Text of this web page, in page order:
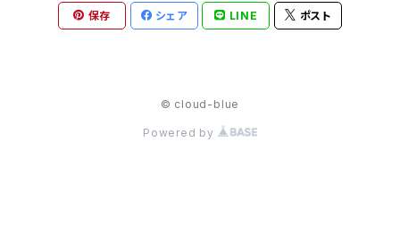
保存 シェア LINE ポスト
© cloud-blue
Powered by